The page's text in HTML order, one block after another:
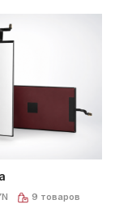
9 товаров